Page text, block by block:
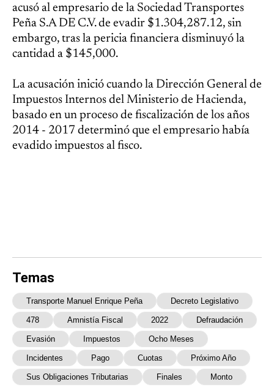
acusó al empresario de la Sociedad Transportes
Peña S.A DE C.V. de evadir $1.304,287.12, sin
embargo, tras la pericia financiera disminuyó la
cantidad a $145,000.
La acusación inició cuando la Dirección General de
Impuestos Internos del Ministerio de Hacienda,
basado en un proceso de fiscalización de los años
2014 - 2017 determinó que el empresario había
evadido impuestos al fisco.
Temas
Transporte Manuel Enrique Peña Decreto Legislativo
478 Amnistía Fiscal 2022 Defraudación
Evasión Impuestos Ocho Meses
Incidentes Pago Cuotas Próximo Año
Sus Obligaciones Tributarias Finales Monto